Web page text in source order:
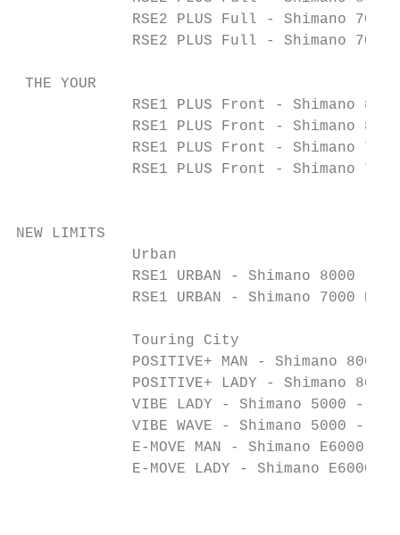
RSE2 PLUS Full - Shimano
RSE2 PLUS Full - Shimano 7000
THE YOUR
RSE1 PLUS Front - Shimano
RSE1 PLUS Front - Shimano
RSE1 PLUS Front - Shimano
RSE1 PLUS Front - Shimano
NEW LIMITS
Urban
RSE1 URBAN - Shimano 8000 -
RSE1 URBAN - Shimano 7000 EB
Touring City
POSITIVE+ MAN - Shimano
POSITIVE+ LADY - Shimano
VIBE LADY - Shimano 5000 -
VIBE WAVE - Shimano 5000 -
E-MOVE MAN - Shimano E6000 -
E-MOVE LADY - Shimano E6000